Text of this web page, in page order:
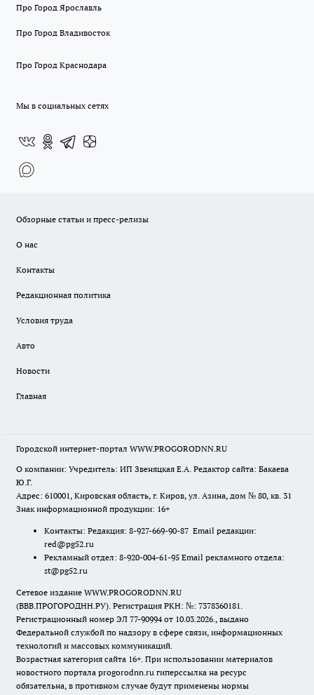
Про Город Ярославль
Про Город Владивосток
Про Город Краснодара
Мы в социальных сетях
Обзорные статьи и пресс-релизы
О нас
Контакты
Редакционная политика
Условия труда
Авто
Новости
Главная
Городской интернет-портал WWW.PROGORODNN.RU
О компании: Учредитель: ИП Звеняцкая Е.А. Редактор сайта: Бакаева
Ю.Г.
Адрес: 610001, Кировская область, г. Киров, ул. Азина, дом № 80, кв. 31
Знак информационной продукции: 16+
Контакты: Редакция: 8-927-669-90-87 Email редакции:
red@pg52.ru
Рекламный отдел: 8-920-004-61-95 Email рекламного отдела:
st@pg52.ru
Сетевое издание WWW.PROGORODNN.RU
(ВВВ.ПРОГОРОДНН.РУ). Регистрация РКН: №: 7378360181.
Регистрационный номер ЭЛ 77-90994 от 10.03.2026., выдано
Федеральной службой по надзору в сфере связи, информационных
технологий и массовых коммуникаций.
Возрастная категория сайта 16+. При использовании материалов
новостного портала progorodnn.ru гиперссылка на ресурс
обязательна, в противном случае будут применены нормы